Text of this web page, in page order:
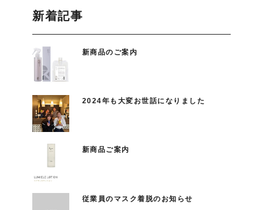
新着記事
新商品のご案内
2024年も大変お世話になりました
新商品ご案内
従業員のマスク着脱のお知らせ